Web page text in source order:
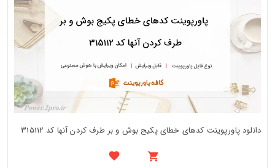
دانلود پاورپوینت کدهای خطای پکیج بوش و بر طرف کردن آنها کد 315112